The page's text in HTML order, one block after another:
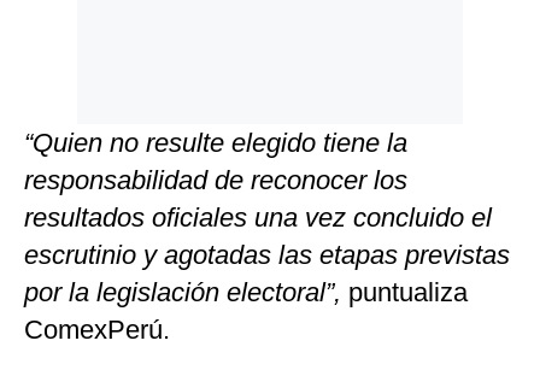
“Quien no resulte elegido tiene la
responsabilidad de reconocer los
resultados oficiales una vez concluido el
escrutinio y agotadas las etapas previstas
por la legislación electoral”, puntualiza
ComexPerú.